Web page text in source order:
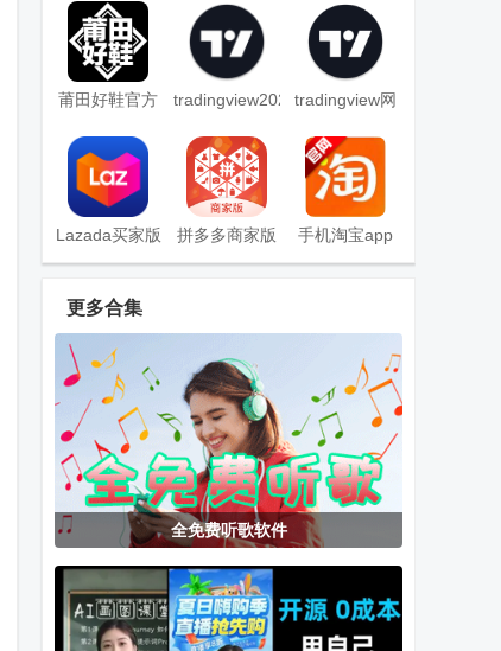
莆田好鞋官方
app
tradingview2025
中文版
tradingview网
页版
Lazada买家版
最新官方正版
拼多多商家版
手机客户端最
手机淘宝app
客户端
潮玩宇宙app
官方正版
tradingview国
际版
九方智投擒龙
版客户端
抖音TV版
(myDV Lite)
RDP远程桌面
app最新版
(Jump
Desktop)
凤凰影仓电视
毒苹果Box电
极空间TV版
TikTok抖音国
更多合集
全免费听歌软件